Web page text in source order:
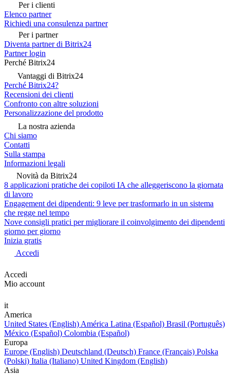
Per i clienti
Elenco partner
Richiedi una consulenza partner
Per i partner
Diventa partner di Bitrix24
Partner login
Perché Bitrix24
Vantaggi di Bitrix24
Perché Bitrix24?
Recensioni dei clienti
Confronto con altre soluzioni
Personalizzazione del prodotto
La nostra azienda
Chi siamo
Contatti
Sulla stampa
Informazioni legali
Novità da Bitrix24
8 applicazioni pratiche dei copiloti IA che alleggeriscono la giornata
di lavoro
Engagement dei dipendenti: 9 leve per trasformarlo in un sistema
che regge nel tempo
Nove consigli pratici per migliorare il coinvolgimento dei dipendenti
giorno per giorno
Inizia gratis
Accedi
Accedi
Mio account
it
America
United States (English) América Latina (Español) Brasil (Português)
México (Español) Colombia (Español)
Europa
Europe (English) Deutschland (Deutsch) France (Français) Polska
(Polski) Italia (Italiano) United Kingdom (English)
Asia